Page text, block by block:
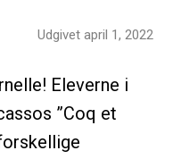
Udgivet april 1, 2022
Eleverne i
”Coq et